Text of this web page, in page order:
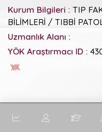
Kurum Bilgileri : TIP
BİLİMLERİ / TIBBİ
Uzmanlık Alanı :
YÖK Araştırmacı ID :
Genel Metrikler